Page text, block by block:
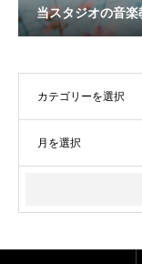
当スタジオの音